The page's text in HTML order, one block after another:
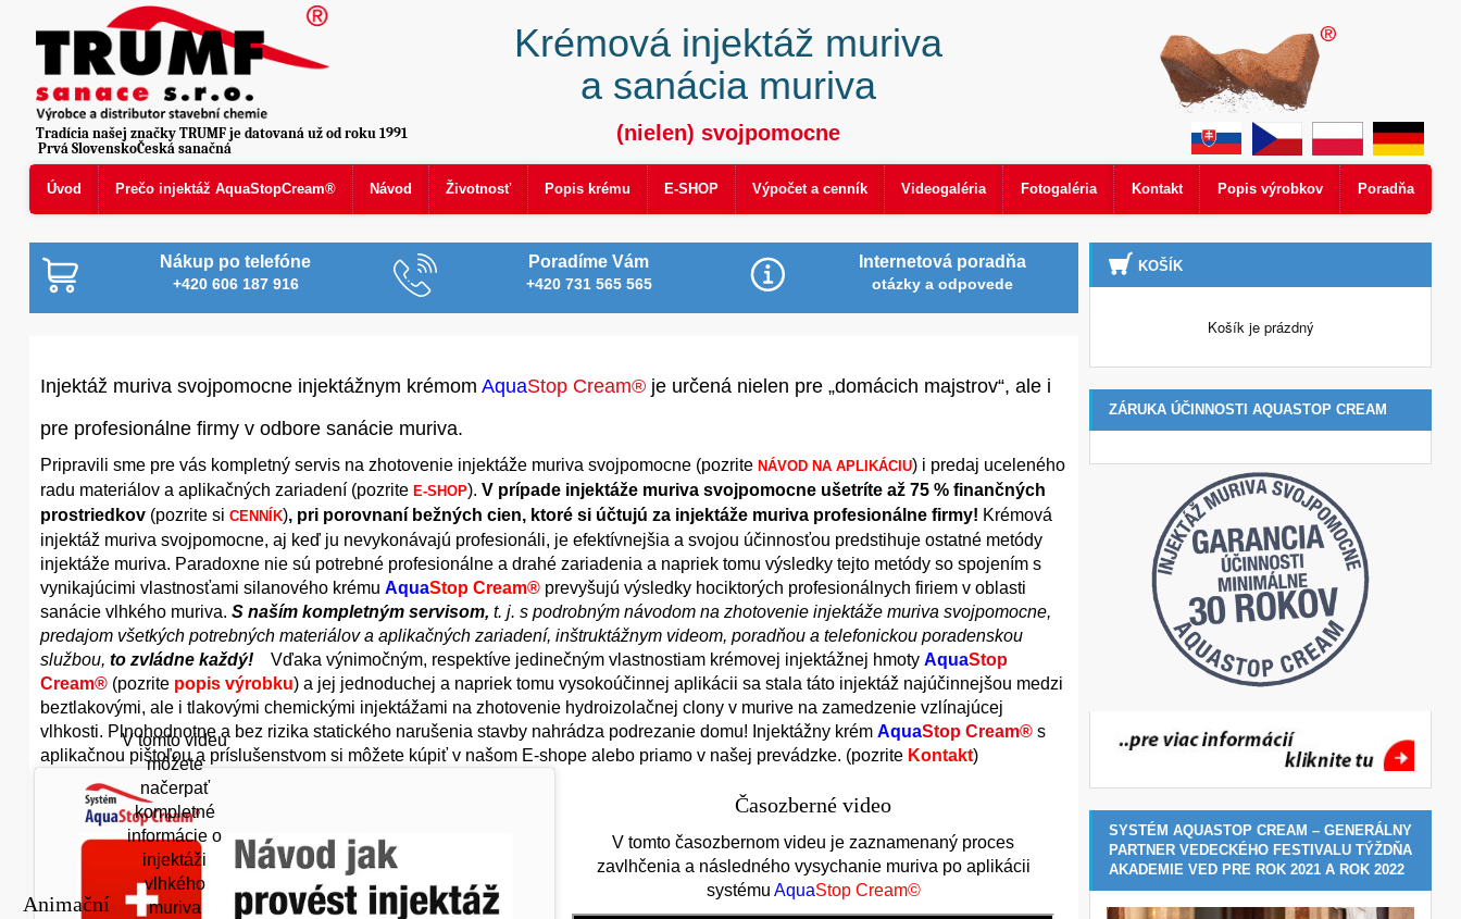
Úvod Prečo injektáž AquaStopCream® Návod Životnosť Popis krému E-SHOP Výpočet a cenník Videogaléria Fotogaléria Kontakt Popis výrobkov Poradňa
Prvá SlovenskoČeská sanačná
Krémová injektáž muriva
a sanácia muriva
(nielen) svojpomocne
Tradícia našej značky TRUMF je datovaná už od roku 1991
Nákup po telefóne
+420 606 187 916
Poradíme Vám
+420 731 565 565
Internetová poradňa
otázky a odpovede
Injektáž muriva svojpomocne injektážnym krémom AquaStop Cream® je určená nielen pre „domácich majstrov“, ale i
pre profesionálne firmy v odbore sanácie muriva.
Pripravili sme pre vás kompletný servis na zhotovenie injektáže muriva svojpomocne (pozrite NÁVOD NA APLIKÁCIU) i predaj uceleného
radu materiálov a aplikačných zariadení (pozrite E-SHOP). V prípade injektáže muriva svojpomocne ušetríte až 75 % finančných
prostriedkov (pozrite si CENNÍK), pri porovnaní bežných cien, ktoré si účtujú za injektáže muriva profesionálne firmy! Krémová
injektáž muriva svojpomocne, aj keď ju nevykonávajú profesionáli, je efektívnejšia a svojou účinnosťou predstihuje ostatné metódy
injektáže muriva. Paradoxne nie sú potrebné profesionálne a drahé zariadenia a napriek tomu výsledky tejto metódy so spojením s
vynikajúcimi vlastnosťami silanového krému AquaStop Cream® prevyšujú výsledky hociktorých profesionálnych firiem v oblasti
sanácie vlhkého muriva. S naším kompletným servisom, t. j. s podrobným návodom na zhotovenie injektáže muriva svojpomocne,
predajom všetkých potrebných materiálov a aplikačných zariadení, inštruktážnym videom, poradňou a telefonickou poradenskou
službou, to zvládne každý! Vďaka výnimočným, respektíve jedinečným vlastnostiam krémovej injektážnej hmoty AquaStop
Cream® (pozrite popis výrobku) a jej jednoduchej a napriek tomu vysokoúčinnej aplikácii sa stala táto injektáž najúčinnejšou medzi
beztlakovými, ale i tlakovými chemickými injektážami na zhotovenie hydroizolačnej clony v murive na zamedzenie vzlínajúcej
vlhkosti. Plnohodnotne a bez rizika statického narušenia stavby nahrádza podrezanie domu! Injektážny krém AquaStop Cream® s
aplikačnou pištoľou a príslušenstvom si môžete kúpiť v našom E-shope alebo priamo v našej prevádzke. (pozrite Kontakt)
Animační
V tomto videu
môžete
načerpať
kompletné
informácie o
injektáži
vlhkého
muriva
Časozberné video
V tomto časozbernom videu je zaznamenaný proces
zavlhčenia a následného vysychanie muriva po aplikácii
systému AquaStop Cream©
KOŠÍK
Košík je prázdný
ZÁRUKA ÚČINNOSTI AQUASTOP CREAM
SYSTÉM AQUASTOP CREAM – GENERÁLNY
PARTNER VEDECKÉHO FESTIVALU TÝŽDŇA
AKADEMIE VED PRE ROK 2021 A ROK 2022